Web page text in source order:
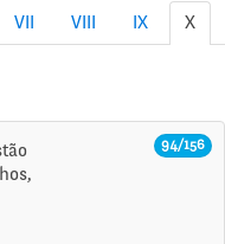
VII VIII IX X
94/156